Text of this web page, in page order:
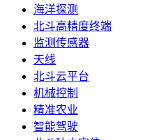
海洋探测
北斗高精度终端
监测传感器
天线
北斗云平台
机械控制
精准农业
智能驾驶